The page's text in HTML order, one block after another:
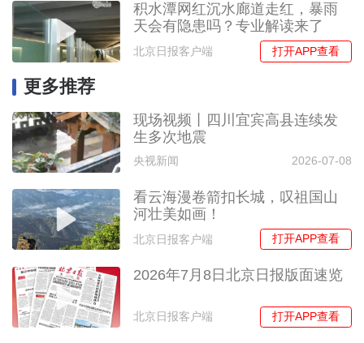
积水潭网红沉水廊道走红，暴雨
天会有隐患吗？专业解读来了
北京日报客户端 打开APP查看
更多推荐
现场视频丨四川宜宾高县连续发
生多次地震
央视新闻 2026-07-08
看云海漫卷箭扣长城，叹祖国山
河壮美如画！
北京日报客户端 打开APP查看
2026年7月8日北京日报版面速览
北京日报客户端 打开APP查看